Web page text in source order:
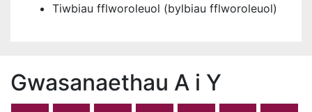
Tiwbiau fflworoleuol (bylbiau fflworoleuol)
Gwasanaethau A i Y